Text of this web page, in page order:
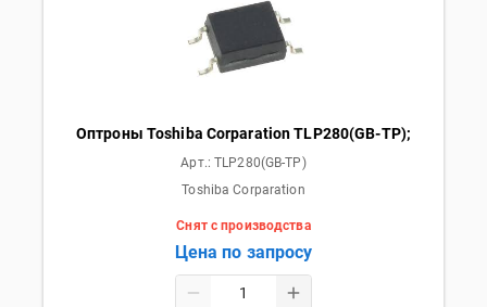
Оптроны Toshiba Corparation TLP280(GB-TP);
Арт.:TLP280(GB-TP)
Toshiba Corparation
Снят с производства
Цена по запросу